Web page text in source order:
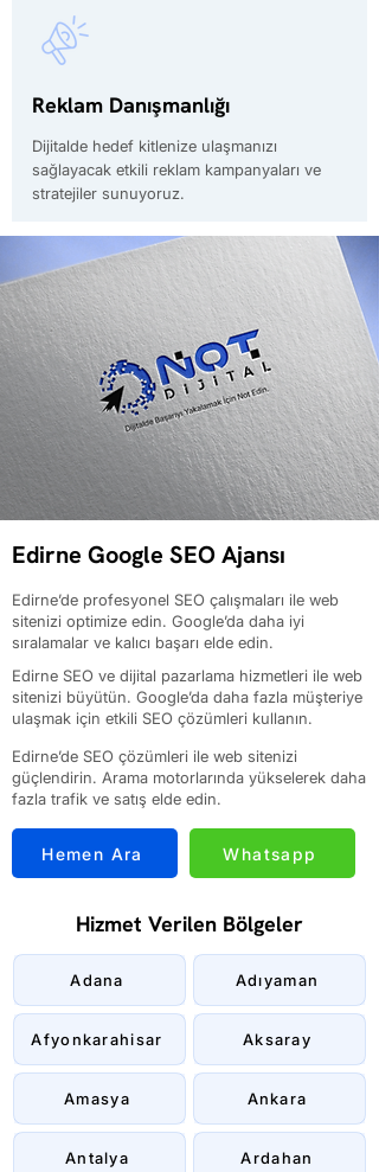
Reklam Danışmanlığı
Dijitalde hedef kitlenize ulaşmanızı
sağlayacak etkili reklam kampanyaları ve
stratejiler sunuyoruz.
Edirne Google SEO Ajansı
Edirne’de profesyonel SEO çalışmaları ile web
sitenizi optimize edin. Google’da daha iyi
sıralamalar ve kalıcı başarı elde edin.
Edirne SEO ve dijital pazarlama hizmetleri ile web
sitenizi büyütün. Google’da daha fazla müşteriye
ulaşmak için etkili SEO çözümleri kullanın.
Edirne’de SEO çözümleri ile web sitenizi
güçlendirin. Arama motorlarında yükselerek daha
fazla trafik ve satış elde edin.
Hemen Ara Whatsapp
Hizmet Verilen Bölgeler
Adana
Afyonkarahisar
Amasya
Antalya
Adıyaman
Aksaray
Ankara
Ardahan